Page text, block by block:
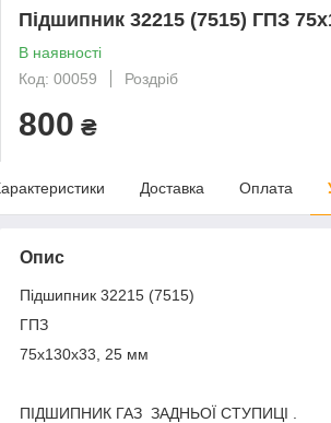
Підшипник 32215 (7515) ГПЗ
В наявності
Код: 00059
Роздріб
800 ₴
Доставка Оплата
Опис
Підшипник 32215 (7515)
ГПЗ
75x130x33, 25 мм
ПІДШИПНИК ГАЗ ЗАДНЬОЇ СТУПИЦІ .